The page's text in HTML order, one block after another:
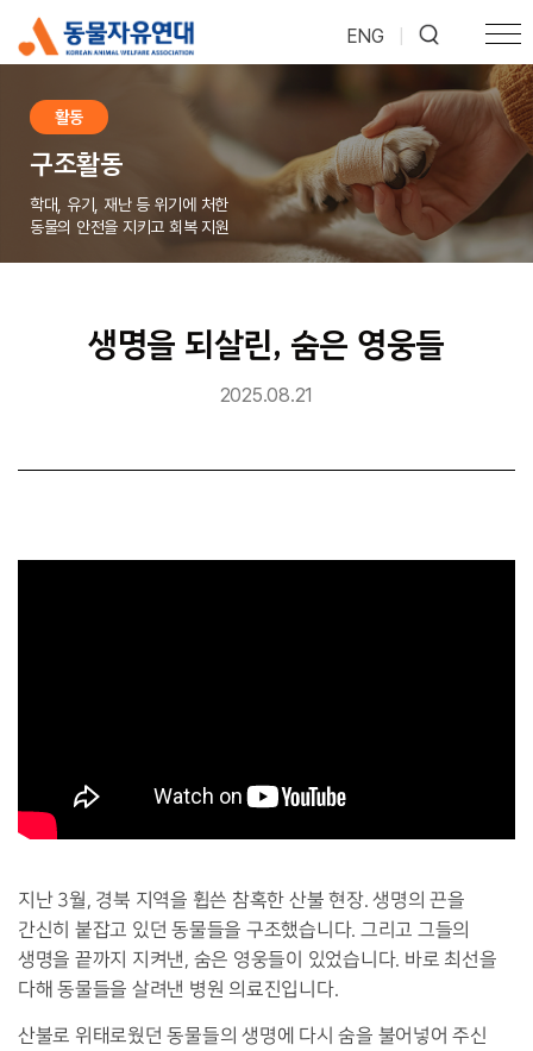
ENG
활동
구조활동
학대, 유기, 재난 등 위기에 처한
동물의 안전을 지키고 회복 지원
생명을 되살린, 숨은 영웅들
2025.08.21
지난 3월, 경북 지역을 휩쓴 참혹한 산불 현장. 생명의 끈을
간신히 붙잡고 있던 동물들을 구조했습니다. 그리고 그들의
생명을 끝까지 지켜낸, 숨은 영웅들이 있었습니다. 바로 최선을
다해 동물들을 살려낸 병원 의료진입니다.
산불로 위태로웠던 동물들의 생명에 다시 숨을 불어넣어 주신